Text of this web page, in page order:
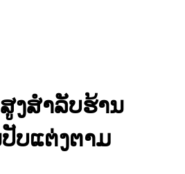
ງສຳລັບຮ້ານ
ບແຕ່ງຕາມ